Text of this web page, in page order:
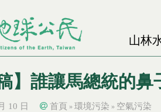
山林
】誰讓馬總統的
10 日 首頁 » 環境污染 » 空氣污染